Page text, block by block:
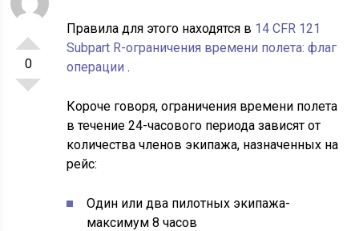
0
Правила для этого находятся в 14 CFR 121
Subpart R-ограничения времени полета: флаг
операции.
Короче говоря, ограничения времени полета
в течение 24-часового периода зависят от
количества членов экипажа, назначенных на
рейс:
Один или два пилотных экипажа-
максимум 8 часов